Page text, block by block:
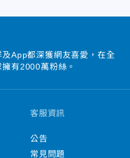
App都深獲網友喜愛，在全
有2000萬粉絲。
客服資訊
公告
常見問題